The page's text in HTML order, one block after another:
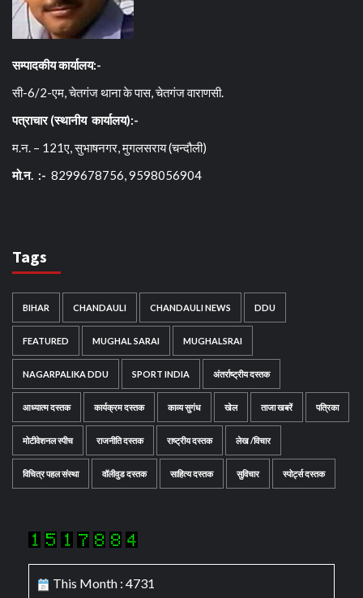
सम्पादकीय कार्यालय:-
सी-6/2-एम, चेतगंज थाना के पास, चेतगंज वाराणसी.
पत्राचार (स्थानीय कार्यालय):-
म.न. – 121ए, सुभाषनगर, मुगलसराय (चन्दौली)
मो.न. :- 8299678756, 9598056904
Tags
BIHAR CHANDAULI CHANDAULI NEWS DDU
FEATURED MUGHAL SARAI MUGHALSRAI
NAGARPALIKA DDU SPORT INDIA अंतर्राष्ट्रीय दस्तक
आध्यात्म दस्तक कार्यक्रम दस्तक काव्य सुगंध खेल ताजा खबरें पत्रिका
मोटीवेशनल स्पीच राजनीति दस्तक राष्ट्रीय दस्तक लेख /विचार
विचित्र पहल संस्था वॉलीवुड दस्तक साहित्य दस्तक सुविचार स्पोर्ट्स दस्तक
This Month : 4731